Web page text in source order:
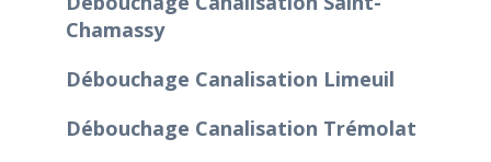
Chamassy
Débouchage Canalisation Limeuil
Débouchage Canalisation Trémolat